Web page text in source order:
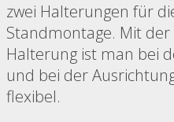
zwei Halterungen für
Standmontage. Mit
Halterung ist man bei
und bei der
flexibel.